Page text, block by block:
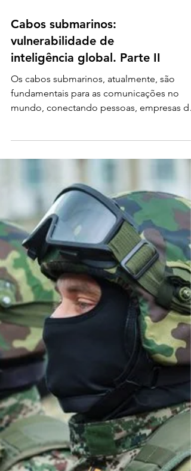
Cabos submarinos:
inteligência global. Parte II
Os cabos submarinos, atualmente, são
fundamentais para as comunicações no
mundo, conectando pessoas, empresas de
variados segmentos e...